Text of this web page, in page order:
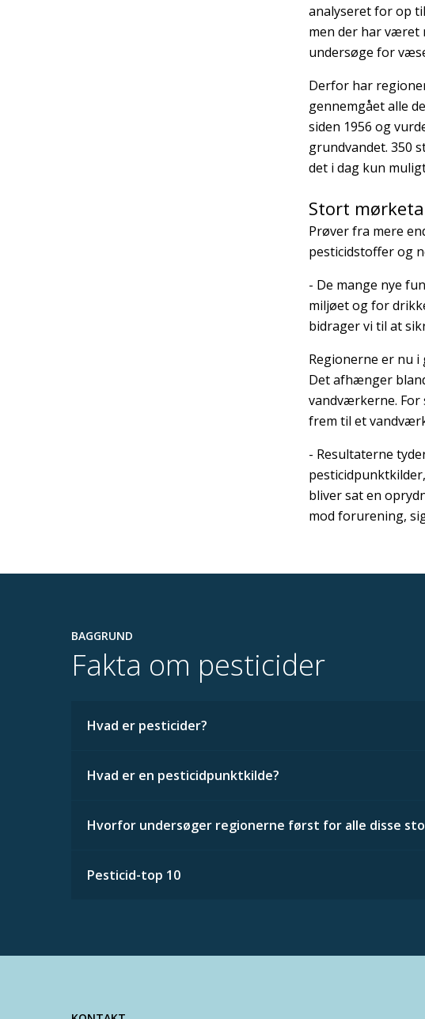
analyseret for op
men der har været
undersøge for
Derfor har
gennemgået alle
siden 1956 og
grundvandet. 350
det i dag kun
Stort
Prøver fra mere
pesticidstoffer og
- De mange nye
miljøet og for
bidrager vi til at
Regionerne er nu
Det afhænger
vandværkerne. For
frem til et
- Resultaterne
bliver sat en
mod forurening,
BAGGRUND
Fakta om pesticider
Hvad er pesticider?
Hvad er en pesticidpunktkilde?
Hvorfor undersøger regionerne først for alle disse
Pesticid-top 10